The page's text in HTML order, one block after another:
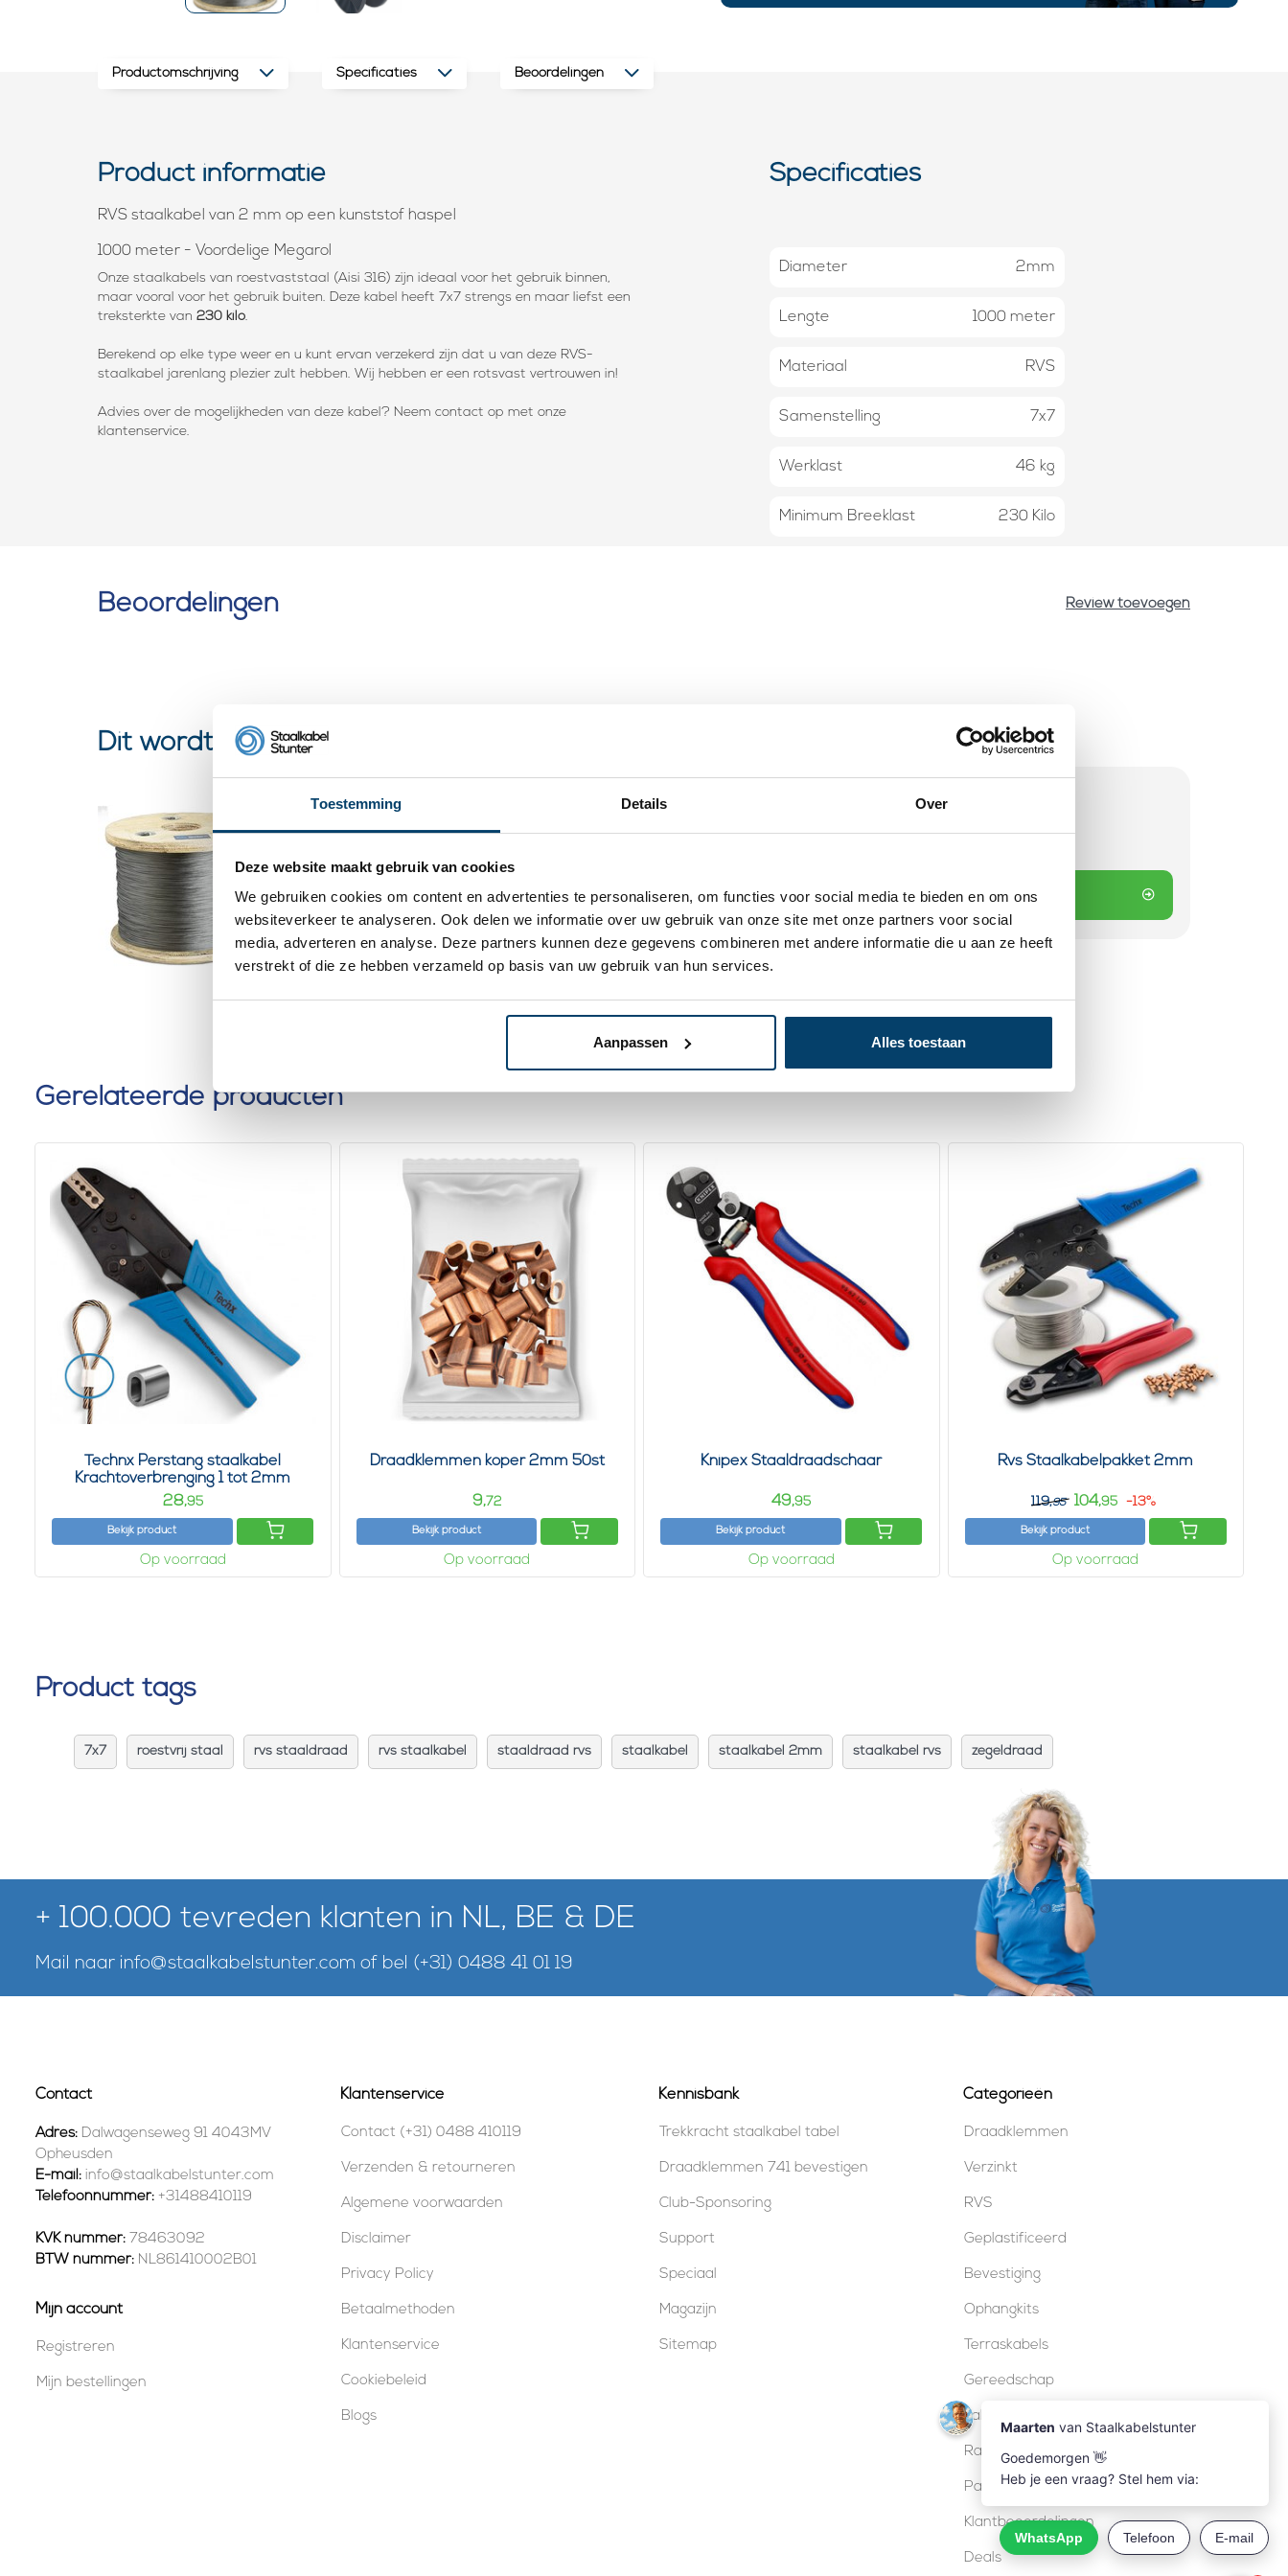
Toestemming Details Over
Deze website maakt gebruik van cookies
We gebruiken cookies om content en advertenties te personaliseren, om functies voor social media te bieden en om ons
websiteverkeer te analyseren. Ook delen we informatie over uw gebruik van onze site met onze partners voor social
media, adverteren en analyse. Deze partners kunnen deze gegevens combineren met andere informatie die u aan ze heeft
verstrekt of die ze hebben verzameld op basis van uw gebruik van hun services.
Aanpassen Alles toestaan
Productomschrijving Specificaties Beoordelingen
Product informatie
RVS staalkabel van 2 mm op een kunststof haspel
1000 meter - Voordelige Megarol
Onze staalkabels van roestvaststaal (Aisi 316) zijn ideaal voor het gebruik binnen,
maar vooral voor het gebruik buiten. Deze kabel heeft 7x7 strengs en maar liefst een
treksterkte van 230 kilo.
Berekend op elke type weer en u kunt ervan verzekerd zijn dat u van deze RVS-
staalkabel jarenlang plezier zult hebben. Wij hebben er een rotsvast vertrouwen in!
Advies over de mogelijkheden van deze kabel? Neem contact op met onze
klantenservice.
Specificaties
Diameter 2mm
Lengte 1000 meter
Materiaal RVS
Samenstelling 7x7
Werklast 46 kg
Minimum Breeklast 230 Kilo
Beoordelingen Review toevoegen
Dit wordt ‘m
roestvaststaal
meter roestvrijstaal
0 klantbeoordelingen In winkelwagen
Gerelateerde producten
Technx Perstang staalkabel
Krachtoverbrenging 1 tot 2mm
28,95
Bekijk product
Op voorraad
Draadklemmen koper 2mm 50st
9,72
Bekijk product
Op voorraad
Knipex Staaldraadschaar
49,95
Bekijk product
Op voorraad
Rvs Staalkabelpakket 2mm
119,95 104,95 -13%
Bekijk product
Op voorraad
Product tags
7x7 roestvrij staal rvs staaldraad rvs staalkabel staaldraad rvs staalkabel staalkabel 2mm staalkabel rvs zegeldraad
+ 100.000 tevreden klanten in NL, BE & DE
Mail naar info@staalkabelstunter.com of bel (+31) 0488 41 01 19
Contact
Adres: Dalwagenseweg 91 4043MV
Opheusden
E-mail: info@staalkabelstunter.com
Telefoonnummer: +31488410119
KVK nummer: 78463092
BTW nummer: NL861410002B01
Mijn account
Registreren
Mijn bestellingen
Klantenservice
Contact (+31) 0488 410119
Verzenden & retourneren
Algemene voorwaarden
Disclaimer
Privacy Policy
Betaalmethoden
Klantenservice
Cookiebeleid
Blogs
Kennisbank
Trekkracht staalkabel tabel
Draadklemmen 741 bevestigen
Club-Sponsoring
Support
Speciaal
Magazijn
Sitemap
Categorieën
Draadklemmen
Verzinkt
RVS
Geplastificeerd
Bevestiging
Ophangkits
Terraskabels
Gereedschap
Kabelsloten
Railing
Pakketten
Klantbeoordelingen
Deals